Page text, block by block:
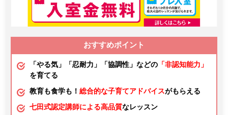
おすすめポイント
「やる気」「忍耐力」「協調性」などの 「非認知能力」
を育てる
教育も食学も！総合的な子育てアドバイスがもらえる
七田式認定講師による高品質なレッスン